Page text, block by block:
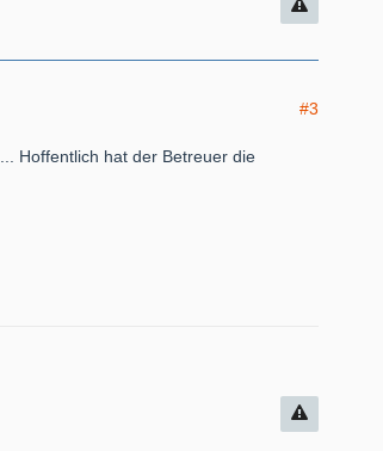
#3
Hoffentlich hat der Betreuer die